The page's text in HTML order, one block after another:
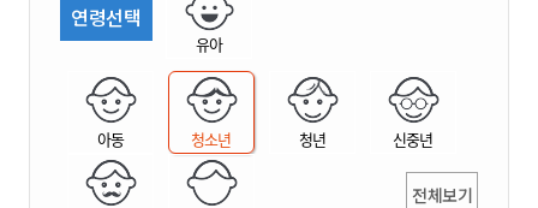
연령선택
유아
아동 청소년 청년 신중년
전체보기